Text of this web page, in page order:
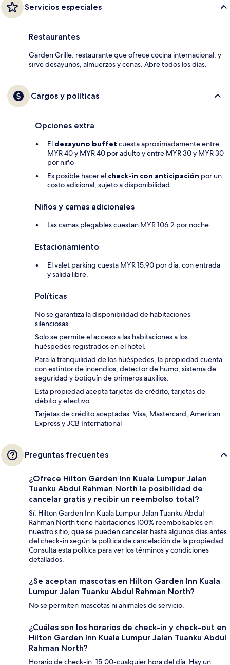
Servicios especiales
Restaurantes
Garden Grille: restaurante que ofrece cocina internacional, y
sirve desayunos, almuerzos y cenas. Abre todos los días.
Cargos y políticas
Opciones extra
El desayuno buffet cuesta aproximadamente entre
MYR 40 y MYR 40 por adulto y entre MYR 30 y MYR 30
por niño
Es posible hacer el check-in con anticipación por un
costo adicional, sujeto a disponibilidad.
Niños y camas adicionales
Las camas plegables cuestan MYR 106.2 por noche.
Estacionamiento
El valet parking cuesta MYR 15.90 por día, con entrada
y salida libre.
Políticas
No se garantiza la disponibilidad de habitaciones
silenciosas.
Solo se permite el acceso a las habitaciones a los
huéspedes registrados en el hotel.
Para la tranquilidad de los huéspedes, la propiedad cuenta
con extintor de incendios, detector de humo, sistema de
seguridad y botiquín de primeros auxilios.
Esta propiedad acepta tarjetas de crédito, tarjetas de
débito y efectivo.
Tarjetas de crédito aceptadas: Visa, Mastercard, American
Express y JCB International
Preguntas frecuentes
¿Ofrece Hilton Garden Inn Kuala Lumpur Jalan
Tuanku Abdul Rahman North la posibilidad de
cancelar gratis y recibir un reembolso total?
Sí, Hilton Garden Inn Kuala Lumpur Jalan Tuanku Abdul
Rahman North tiene habitaciones 100% reembolsables en
nuestro sitio, que se pueden cancelar hasta algunos días antes
del check-in según la política de cancelación de la propiedad.
Consulta esta política para ver los términos y condiciones
detallados.
¿Se aceptan mascotas en Hilton Garden Inn Kuala
Lumpur Jalan Tuanku Abdul Rahman North?
No se permiten mascotas ni animales de servicio.
¿Cuáles son los horarios de check-in y check-out en
Hilton Garden Inn Kuala Lumpur Jalan Tuanku Abdul
Rahman North?
Horario de check-in: 15:00-cualquier hora del día. Hay un